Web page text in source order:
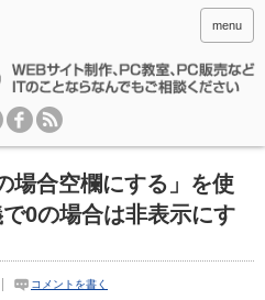
menu
場合空欄にする」を使
0の場合は非表示にす
コメントを書く